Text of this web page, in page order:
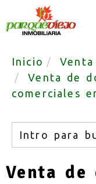
Inicio
Venta de
comerciales
Buscar
Venta de